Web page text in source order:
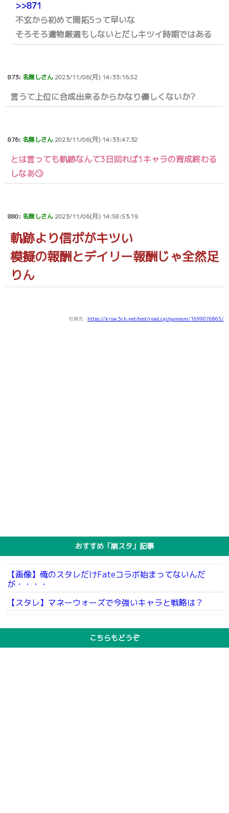
>>871
不玄から初めて開拓5って早いな
そろそろ遺物厳選もしないとだしキツイ時期ではある
873: 名無しさん2023/11/06(月) 14:33:16.52
言うて上位に合成出来るからかなり優しくないか?
876: 名無しさん2023/11/06(月) 14:33:47.32
とは言っても軌跡なんて3日回れば1キャラの育成終わる
しなあ🙄
880: 名無しさん2023/11/06(月) 14:58:53.19
軌跡より信ポがキツい
模擬の報酬とデイリー報酬じゃ全然足
りん
引用元： https://krsw.5ch.net/test/read.cgi/gamesm/1699076865/
おすすめ「崩スタ」記事
【画像】俺のスタレだけFateコラボ始まってないんだ
が・・・・
【スタレ】マネーウォーズで今強いキャラと戦略は？
こちらもどうぞ